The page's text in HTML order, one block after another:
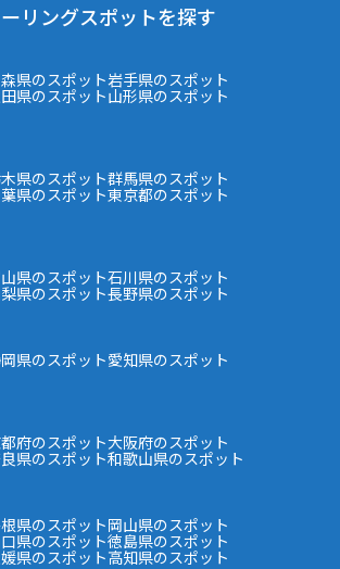
リングスポットを探す
県のスポット岩手県のスポット
県のスポット山形県のスポット
県のスポット群馬県のスポット
県のスポット東京都のスポット
県のスポット石川県のスポット
県のスポット長野県のスポット
県のスポット愛知県のスポット
府のスポット大阪府のスポット
県のスポット和歌山県のスポット
県のスポット岡山県のスポット
県のスポット徳島県のスポット
県のスポット高知県のスポット